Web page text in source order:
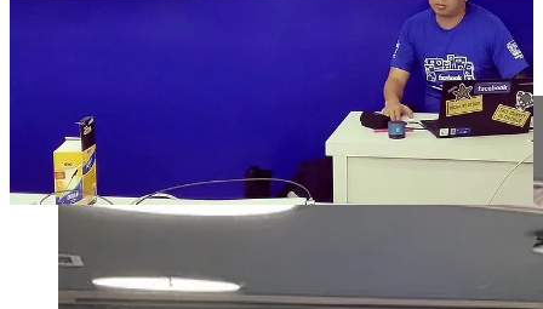
pessoas profundamente comprometidas com a transformação que
estão promovendo, não só tecnicamente, mas também no campo
acadêmico, em pesquisa e responsabilidade social.